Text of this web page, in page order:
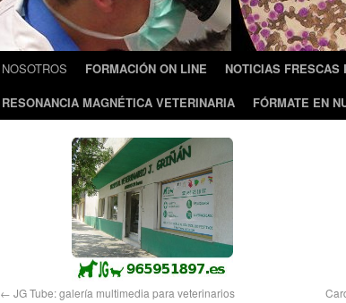
NOSOTROS FORMACIÓN ON LINE NOTICIAS FRESCAS
RESONANCIA MAGNÉTICA VETERINARIA
FÓRMATE EN
← JG Tube: galería multimedia para veterinarios